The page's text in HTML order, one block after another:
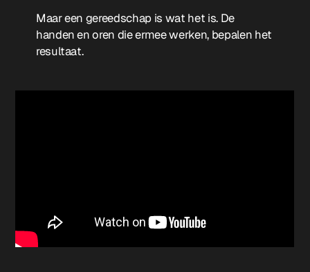
Maar een gereedschap is wat het is. De
handen en oren die ermee werken, bepalen het
resultaat.